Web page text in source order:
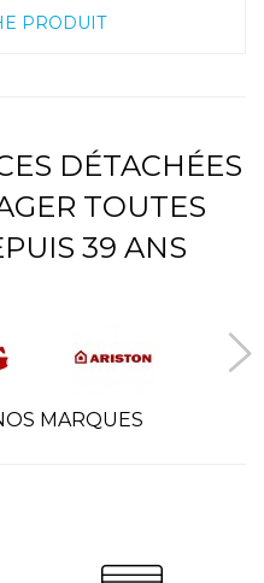
PRODUIT
DÉTACHÉES
TOUTES
39 ANS
MARQUES